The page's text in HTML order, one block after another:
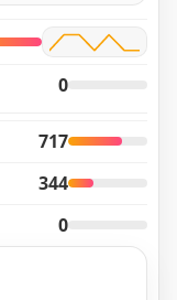
0
717
344
0